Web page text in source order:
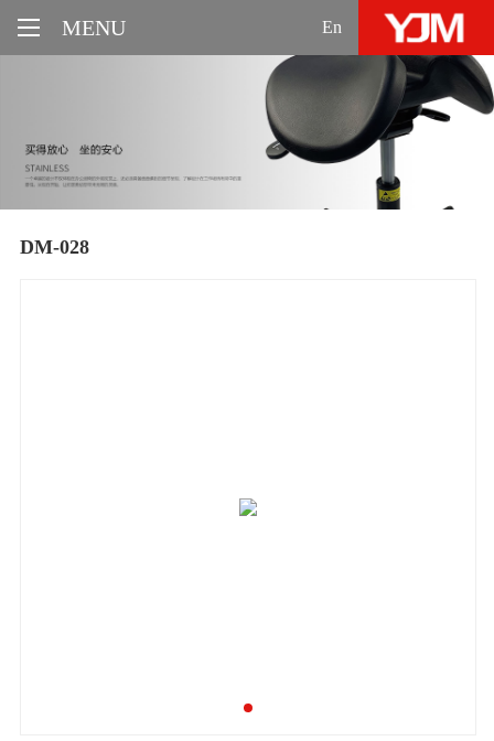
MENU En
DM-028